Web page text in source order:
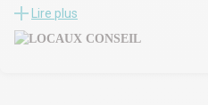
d’activité d’une surface de 819
bureaux à proximité de
Lire plus